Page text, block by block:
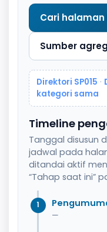
Cari halaman
Sumber
Direktori SP015 ·
kategori sama
Timeline
Tanggal disusun
jadwal pada
ditandai aktif
“Tahap saat ini”
1
—